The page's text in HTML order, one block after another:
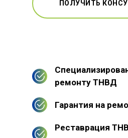
ПОЛУЧИТЬ
ремонту ТНВД
Гарантия на
Реставрация